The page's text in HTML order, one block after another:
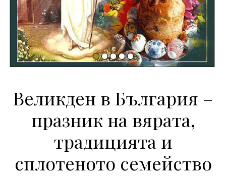
Великден в България –
празник на вярата,
традицията и
сплотеното семейство